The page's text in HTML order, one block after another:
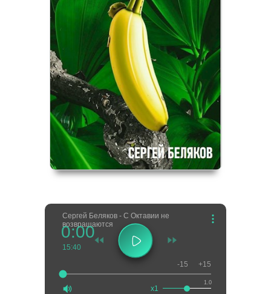
Сергей Беляков - С Октавии не
возвращаются
0:00
15:40
1.0
x1
-15 +15